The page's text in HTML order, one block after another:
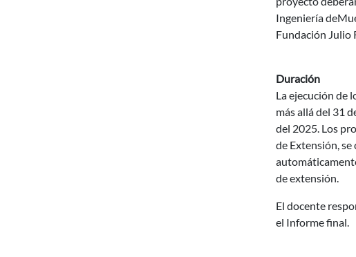
Ingeniería
Fundación Julio
Duración
La ejecución de
más allá del 31
del 2025. Los
de Extensión,
de extensión.
El docente
el Informe final.